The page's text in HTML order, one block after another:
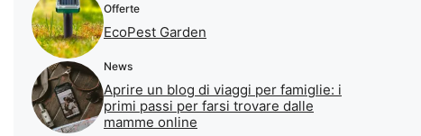
Offerte
EcoPest Garden
News
Aprire un blog di viaggi per famiglie: i
primi passi per farsi trovare dalle
mamme online